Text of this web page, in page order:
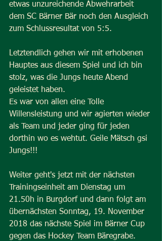
etwas unzureichende Abwehrarbeit
dem SC Bärner Bär noch den Ausgleich
zum Schlussresultat von 5:5.
Letztendlich gehen wir mit erhobenen
Hauptes aus diesem Spiel und ich bin
stolz, was die Jungs heute Abend
geleistet haben.
Es war von allen eine Tolle
Willensleistung und wir agierten wieder
als Team und jeder ging für jeden
dorthin wo es wehtut. Geile Mätsch gsi
Jungs!!!
Weiter geht's jetzt mit der nächsten
Trainingseinheit am Dienstag um
21.50h in Burgdorf und dann folgt am
übernächsten Sonntag, 19. November
2018 das nächste Spiel im Bärner Cup
gegen das Hockey Team Bäregrabe.